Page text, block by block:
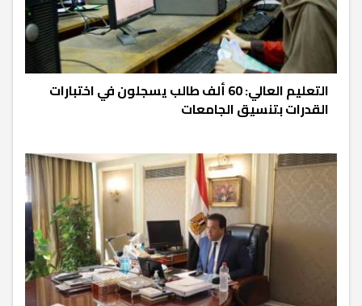
التعليم العالي: 60 ألف طالب يسجلون في اختبارات
القدرات بتنسيق الجامعات